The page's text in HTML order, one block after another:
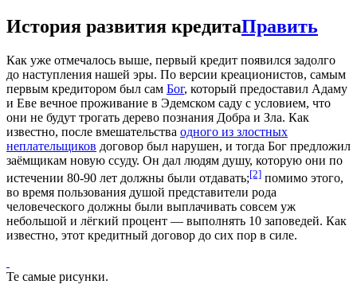
История развития кредитаПравить
Как уже отмечалось выше, первый кредит появился задолго
до наступления нашей эры. По версии креационистов, самым
первым кредитором был сам Бог, который предоставил Адаму
и Еве вечное проживание в Эдемском саду с условием, что
они не будут трогать дерево познания Добра и Зла. Как
известно, после вмешательства одного из злостных
неплательщиков договор был нарушен, и тогда Бог предложил
заёмщикам новую ссуду. Он дал людям душу, которую они по
истечении 80-90 лет должны были отдавать;[2] помимо этого,
во время пользования душой представители рода
человеческого должны были выплачивать совсем уж
небольшой и лёгкий процент — выполнять 10 заповедей. Как
известно, этот кредитный договор до сих пор в силе.
Те самые рисунки.